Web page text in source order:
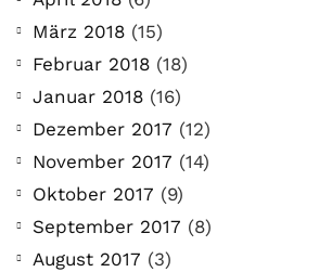
März 2018 (15)
Februar 2018 (18)
Januar 2018 (16)
Dezember 2017 (12)
November 2017 (14)
Oktober 2017 (9)
September 2017 (8)
August 2017 (3)